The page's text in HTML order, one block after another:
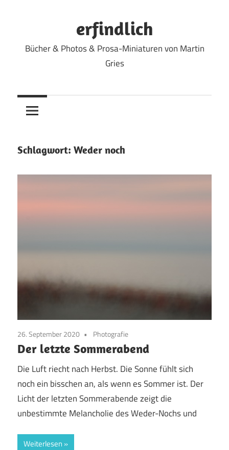
erfindlich
Bücher & Photos & Prosa-Miniaturen von Martin
Gries
Schlagwort: Weder noch
26. September 2020 Photografie
Der letzte Sommerabend
Die Luft riecht nach Herbst. Die Sonne fühlt sich
noch ein bisschen an, als wenn es Sommer ist. Der
Licht der letzten Sommerabende zeigt die
unbestimmte Melancholie des Weder-Nochs und
Weiterlesen